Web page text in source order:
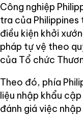
Công nghiệp
tra của
điều kiện khởi
pháp tự vệ theo
của Tổ chức
Theo đó, phía
liệu nhập khẩu
đánh giá việc